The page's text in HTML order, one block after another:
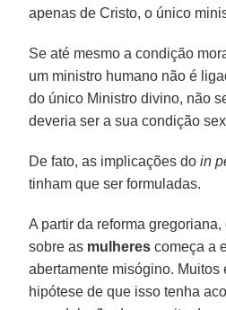
apenas de Cristo, o único
Se até mesmo a condição
um ministro humano não é
do único Ministro divino, não
deveria ser a sua condição
De fato, as implicações do in
tinham que ser formuladas.
A partir da reforma
sobre as mulheres começa a
abertamente misógino. Muitos
hipótese de que isso tenha